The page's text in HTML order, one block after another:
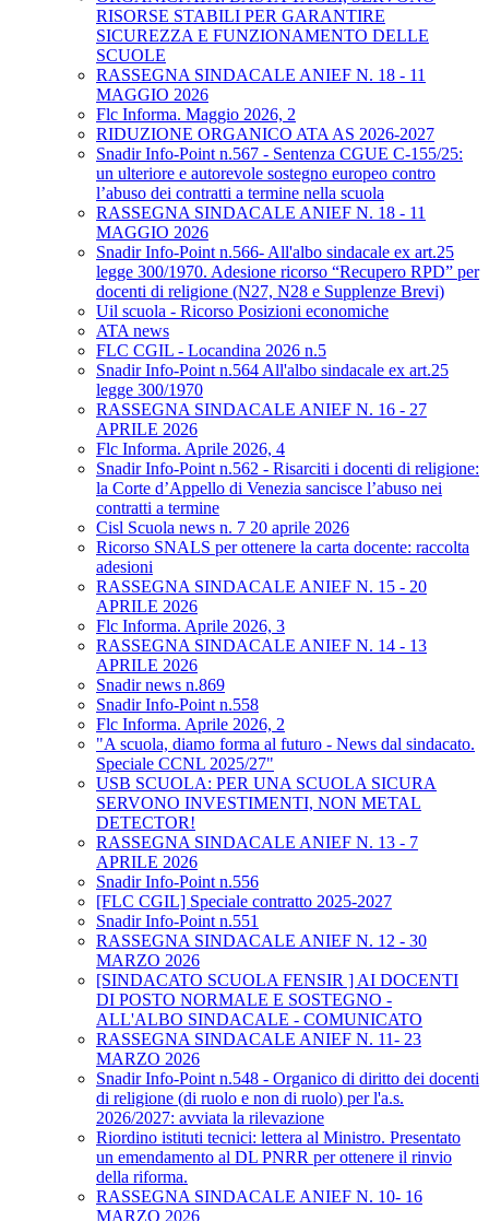
RISORSE STABILI PER GARANTIRE
SICUREZZA E FUNZIONAMENTO DELLE
SCUOLE
RASSEGNA SINDACALE ANIEF N. 18 - 11
MAGGIO 2026
Flc Informa. Maggio 2026, 2
RIDUZIONE ORGANICO ATA AS 2026-2027
Snadir Info-Point n.567 - Sentenza CGUE C‑155/25:
un ulteriore e autorevole sostegno europeo contro
l’abuso dei contratti a termine nella scuola
RASSEGNA SINDACALE ANIEF N. 18 - 11
MAGGIO 2026
Snadir Info-Point n.566- All'albo sindacale ex art.25
legge 300/1970. Adesione ricorso “Recupero RPD” per
docenti di religione (N27, N28 e Supplenze Brevi)
Uil scuola - Ricorso Posizioni economiche
ATA news
FLC CGIL - Locandina 2026 n.5
Snadir Info-Point n.564 All'albo sindacale ex art.25
legge 300/1970
RASSEGNA SINDACALE ANIEF N. 16 - 27
APRILE 2026
Flc Informa. Aprile 2026, 4
Snadir Info-Point n.562 - Risarciti i docenti di religione:
la Corte d’Appello di Venezia sancisce l’abuso nei
contratti a termine
Cisl Scuola news n. 7 20 aprile 2026
Ricorso SNALS per ottenere la carta docente: raccolta
adesioni
RASSEGNA SINDACALE ANIEF N. 15 - 20
APRILE 2026
Flc Informa. Aprile 2026, 3
RASSEGNA SINDACALE ANIEF N. 14 - 13
APRILE 2026
Snadir news n.869
Snadir Info-Point n.558
Flc Informa. Aprile 2026, 2
"A scuola, diamo forma al futuro - News dal sindacato.
Speciale CCNL 2025/27"
USB SCUOLA: PER UNA SCUOLA SICURA
SERVONO INVESTIMENTI, NON METAL
DETECTOR!
RASSEGNA SINDACALE ANIEF N. 13 - 7
APRILE 2026
Snadir Info-Point n.556
[FLC CGIL] Speciale contratto 2025-2027
Snadir Info-Point n.551
RASSEGNA SINDACALE ANIEF N. 12 - 30
MARZO 2026
[SINDACATO SCUOLA FENSIR ] AI DOCENTI
DI POSTO NORMALE E SOSTEGNO -
ALL'ALBO SINDACALE - COMUNICATO
RASSEGNA SINDACALE ANIEF N. 11- 23
MARZO 2026
Snadir Info-Point n.548 - Organico di diritto dei docenti
di religione (di ruolo e non di ruolo) per l'a.s.
2026/2027: avviata la rilevazione
Riordino istituti tecnici: lettera al Ministro. Presentato
un emendamento al DL PNRR per ottenere il rinvio
della riforma.
RASSEGNA SINDACALE ANIEF N. 10- 16
MARZO 2026